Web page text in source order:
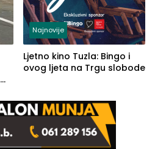
Najnovije
Ljetno kino Tuzla: Bingo i
ovog ljeta na Trgu slobode